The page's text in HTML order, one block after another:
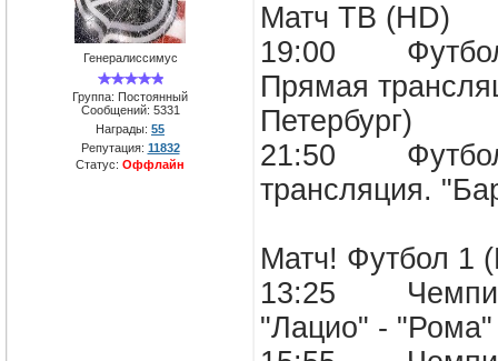
Генералиссимус
Группа: Постоянный
Сообщений: 5331
Награды: 55
Репутация: 11832
Статус: Оффлайн
Матч ТВ (HD)
19:00 Футбол.
Прямая
Петербург)
21:50 Футбол.
трансляция.
Матч! Футбол 1
13:25
"Лацио" -